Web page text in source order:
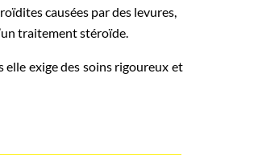
causées par des levures,
traitement stéroïde.
elle exige des soins rigoureux et